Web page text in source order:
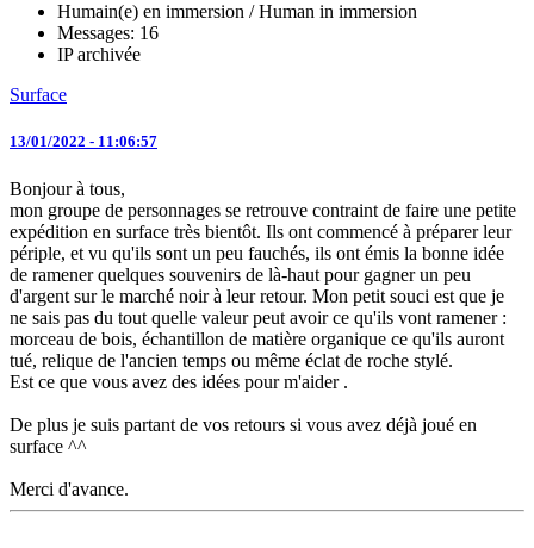
Humain(e) en immersion / Human in immersion
Messages: 16
IP archivée
Surface
13/01/2022 - 11:06:57
Bonjour à tous,
mon groupe de personnages se retrouve contraint de faire une petite
expédition en surface très bientôt. Ils ont commencé à préparer leur
périple, et vu qu'ils sont un peu fauchés, ils ont émis la bonne idée
de ramener quelques souvenirs de là-haut pour gagner un peu
d'argent sur le marché noir à leur retour. Mon petit souci est que je
ne sais pas du tout quelle valeur peut avoir ce qu'ils vont ramener :
morceau de bois, échantillon de matière organique ce qu'ils auront
tué, relique de l'ancien temps ou même éclat de roche stylé.
Est ce que vous avez des idées pour m'aider .
De plus je suis partant de vos retours si vous avez déjà joué en
surface ^^
Merci d'avance.